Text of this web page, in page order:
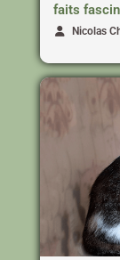
faits
Nicolas